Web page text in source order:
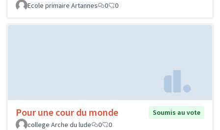
Ecole primaire Artannes
0 0
Pour une cour du monde
Soumis au vote
college Arche du lude
0 0